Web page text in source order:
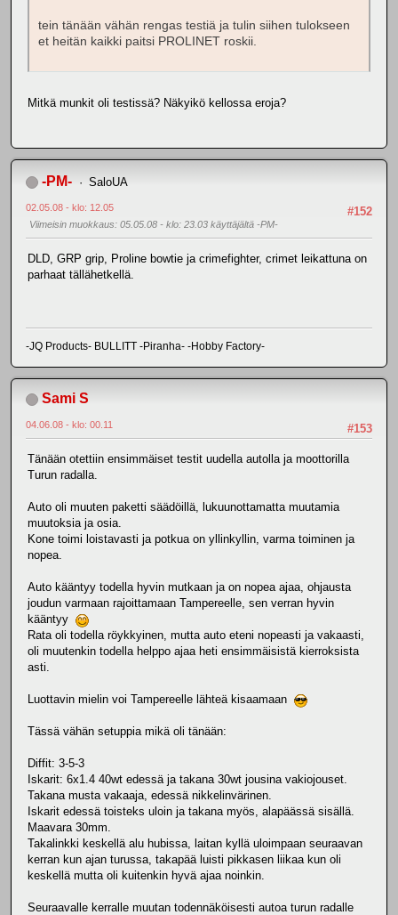
tein tänään vähän rengas testiä ja tulin siihen tulokseen
et heitän kaikki paitsi PROLINET roskii.
Mitkä munkit oli testissä? Näkyikö kellossa eroja?
-PM- SaloUA
#152
02.05.08 - klo: 12.05
Viimeisin muokkaus: 05.05.08 - klo: 23.03 käyttäjältä -PM-
DLD, GRP grip, Proline bowtie ja crimefighter, crimet leikattuna on
parhaat tällähetkellä.
-JQ Products- BULLITT -Piranha- -Hobby Factory-
Sami S
#153
04.06.08 - klo: 00.11
Tänään otettiin ensimmäiset testit uudella autolla ja moottorilla
Turun radalla.
Auto oli muuten paketti säädöillä, lukuunottamatta muutamia
muutoksia ja osia.
Kone toimi loistavasti ja potkua on yllinkyllin, varma toiminen ja
nopea.
Auto kääntyy todella hyvin mutkaan ja on nopea ajaa, ohjausta
joudun varmaan rajoittamaan Tampereelle, sen verran hyvin
kääntyy
Rata oli todella röykkyinen, mutta auto eteni nopeasti ja vakaasti,
oli muutenkin todella helppo ajaa heti ensimmäisistä kierroksista
asti.
Luottavin mielin voi Tampereelle lähteä kisaamaan
Tässä vähän setuppia mikä oli tänään:
Diffit: 3-5-3
Iskarit: 6x1.4 40wt edessä ja takana 30wt jousina vakiojouset.
Takana musta vakaaja, edessä nikkelinvärinen.
Iskarit edessä toisteks uloin ja takana myös, alapäässä sisällä.
Maavara 30mm.
Takalinkki keskellä alu hubissa, laitan kyllä uloimpaan seuraavan
kerran kun ajan turussa, takapää luisti pikkasen liikaa kun oli
keskellä mutta oli kuitenkin hyvä ajaa noinkin.
Seuraavalle kerralle muutan todennäköisesti autoa turun radalle